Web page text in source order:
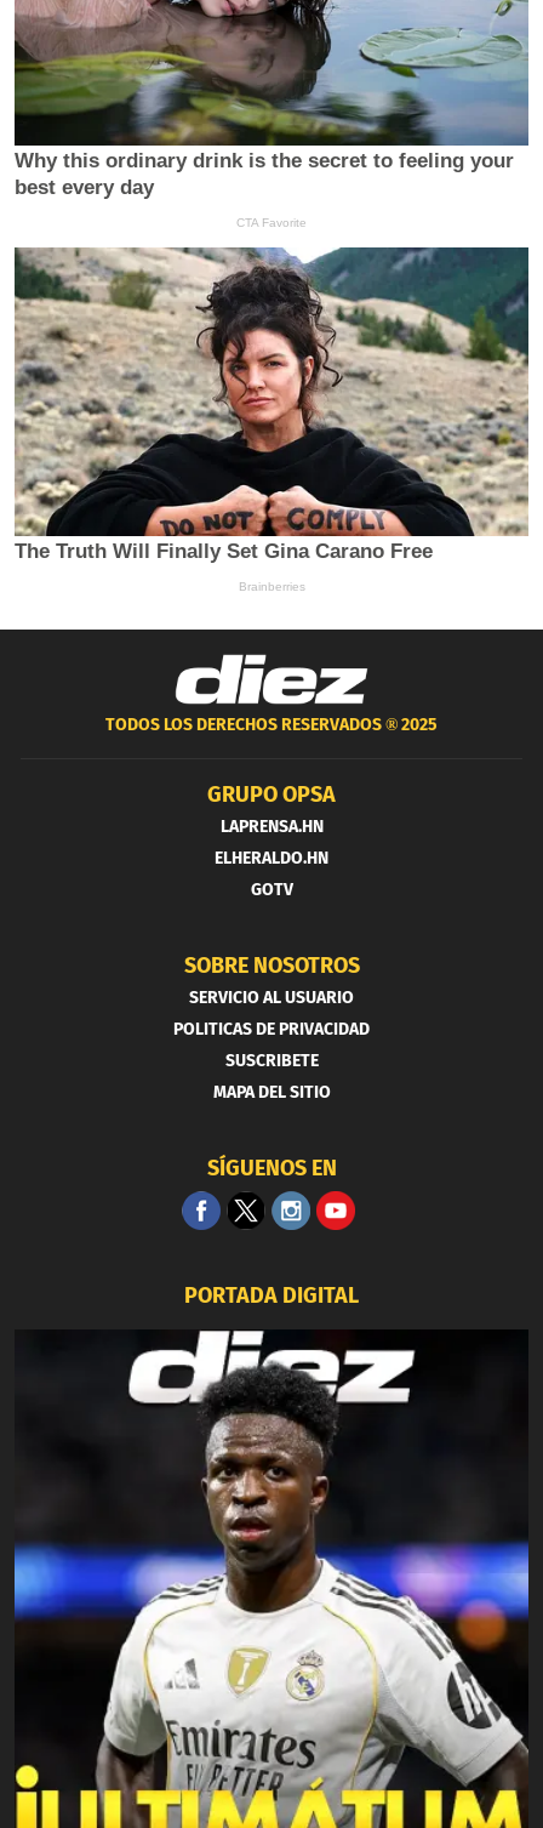
TODOS LOS DERECHOS RESERVADOS ®2025
GRUPO OPSA
LAPRENSA.HN
ELHERALDO.HN
GOTV
SOBRE NOSOTROS
SERVICIO AL USUARIO
POLITICAS DE PRIVACIDAD
SUSCRIBETE
MAPA DEL SITIO
SÍGUENOS EN
PORTADA DIGITAL